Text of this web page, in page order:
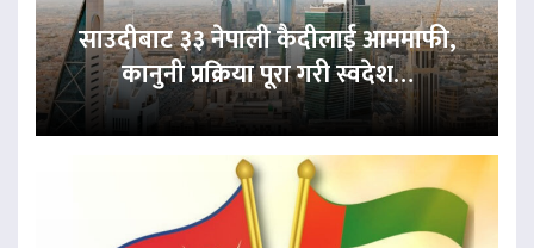
साउदीबाट ३३ नेपाली कैदीलाई आममाफी,
कानुनी प्रक्रिया पूरा गरी स्वदेश…